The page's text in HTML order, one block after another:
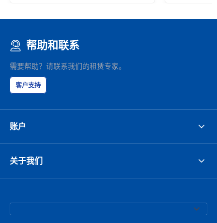
帮助和联系
需要帮助？请联系我们的租赁专家。
客户支持
账户
关于我们